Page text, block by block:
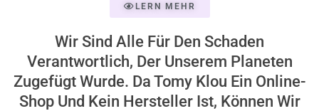
LERN MEHR
Wir Sind Alle Für Den Schaden
Verantwortlich, Der Unserem Planeten
Zugefügt Wurde. Da Tomy Klou Ein Online-
Shop Und Kein Hersteller Ist, Können Wir